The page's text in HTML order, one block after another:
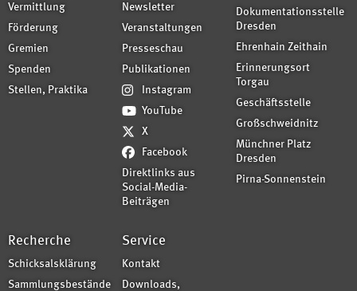
Vermittlung
Förderung
Gremien
Spenden
Stellen, Praktika
Newsletter
Veranstaltungen
Presseschau
Publikationen
Instagram
YouTube
X
Facebook
Direktlinks aus
Social-Media-
Beiträgen
Dokumentationsstelle
Dresden
Ehrenhain Zeithain
Erinnerungsort
Torgau
Geschäftsstelle
Großschweidnitz
Münchner Platz
Dresden
Pirna-Sonnenstein
Recherche
Schicksalsklärung
Sammlungsbestände
Service
Kontakt
Downloads,